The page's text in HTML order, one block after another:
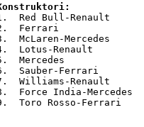
Red Bull-Renault
2.  Ferrari
Mercedes
Lotus-Renault
Mercedes
Sauber-Ferrari
Williams-Renault
India-Mercedes
Toro Rosso-Ferrari